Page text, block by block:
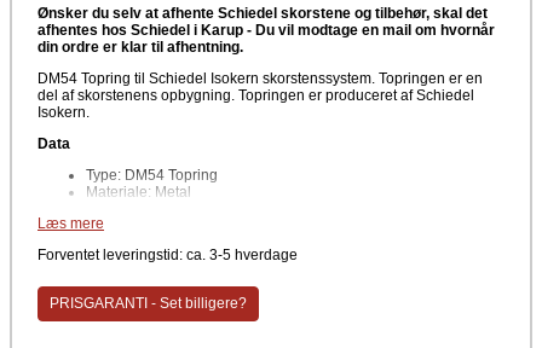
Ønsker du selv at afhente Schiedel skorstene og tilbehør, skal det
afhentes hos Schiedel i Karup - Du vil modtage en mail om hvornår
din ordre er klar til afhentning.
DM54 Topring til Schiedel Isokern skorstenssystem. Topringen er en
del af skorstenens opbygning. Topringen er produceret af Schiedel
Isokern.
Data
Type: DM54 Topring
Materiale: Metal
Læs mere
Forventet leveringstid: ca. 3-5 hverdage
PRISGARANTI - Set billigere?